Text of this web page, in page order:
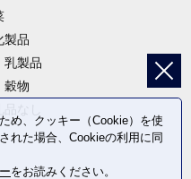
製品
乳製品
穀物
め、クッキー（Cookie）を使
れた場合、Cookieの利用に同
をお読みください。